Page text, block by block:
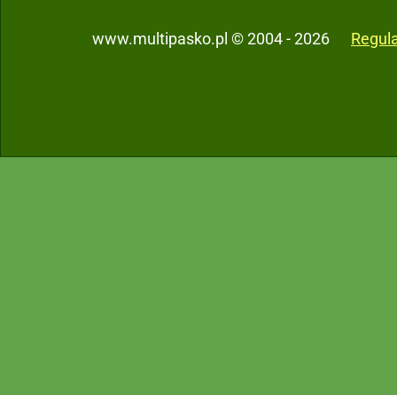
www.multipasko.pl © 2004 - 2026